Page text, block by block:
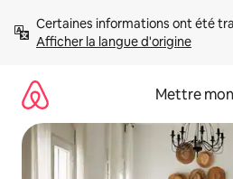
directement
Afficher la langue d'origine
Mettre